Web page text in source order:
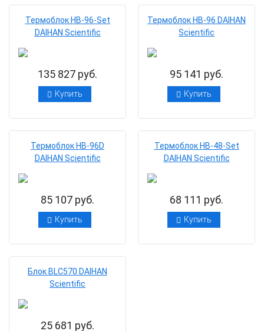
Термоблок НВ-96-Set
DAIHAN Scientific
135 827 руб.
Купить
Термоблок НВ-96 DAIHAN
Scientific
95 141 руб.
Купить
Термоблок НВ-96D
DAIHAN Scientific
85 107 руб.
Купить
Термоблок НВ-48-Set
DAIHAN Scientific
68 111 руб.
Купить
Блок BLC570 DAIHAN
Scientific
25 681 руб.